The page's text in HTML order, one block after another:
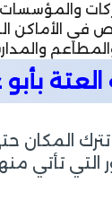
والمؤسسات
في الأماكن
المكان
التي تأتي